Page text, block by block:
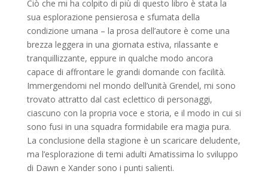
Ciò che mi ha colpito di più di questo libro è stata la
sua esplorazione pensierosa e sfumata della
condizione umana – la prosa dell’autore è come una
brezza leggera in una giornata estiva, rilassante e
tranquillizzante, eppure in qualche modo ancora
capace di affrontare le grandi domande con facilità.
Immergendomi nel mondo dell’unità Grendel, mi sono
trovato attratto dal cast eclettico di personaggi,
ciascuno con la propria voce e storia, e il modo in cui si
sono fusi in una squadra formidabile era magia pura.
La conclusione della stagione è un scaricare deludente,
ma l’esplorazione di temi adulti Amatissima lo sviluppo
di Dawn e Xander sono i punti salienti.